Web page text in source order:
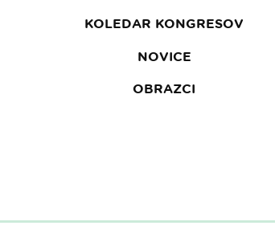
KOLEDAR KONGRESOV
NOVICE
OBRAZCI